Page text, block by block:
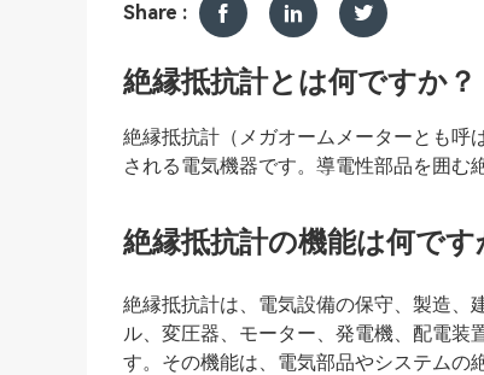
Share :
絶縁抵抗計とは何ですか？
絶縁抵抗計（メガオームメーターとも呼
される電気機器です。導電性部品を囲む
絶縁抵抗計の機能は何です
絶縁抵抗計は、電気設備の保守、製造、
ル、変圧器、モーター、発電機、配電装
す。その機能は、電気部品やシステムの